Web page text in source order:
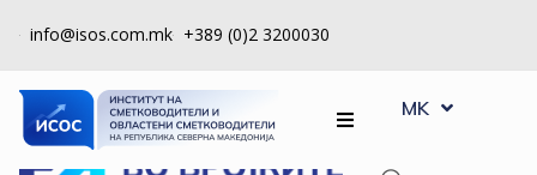
info@isos.com.mk +389 (0)2 3200030
ЗА
НАС
MK
SQ